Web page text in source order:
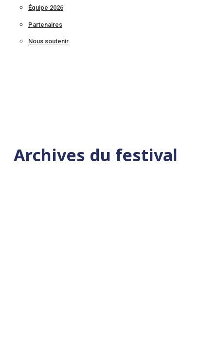
Équipe 2026
Partenaires
Nous soutenir
Archives du festival